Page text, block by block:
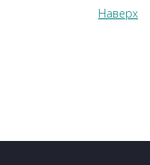
Наверх